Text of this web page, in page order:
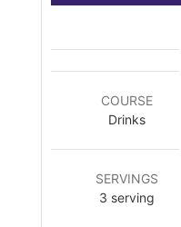
COURSE
Drinks
SERVINGS
3 serving